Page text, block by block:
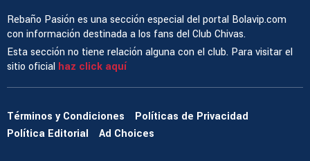
Rebaño Pasión es una sección especial del portal Bolavip.com
con información destinada a los fans del Club Chivas.
Esta sección no tiene relación alguna con el club. Para visitar el
sitio oficial haz click aquí
Términos y Condiciones
Políticas de Privacidad
Política Editorial
Ad Choices